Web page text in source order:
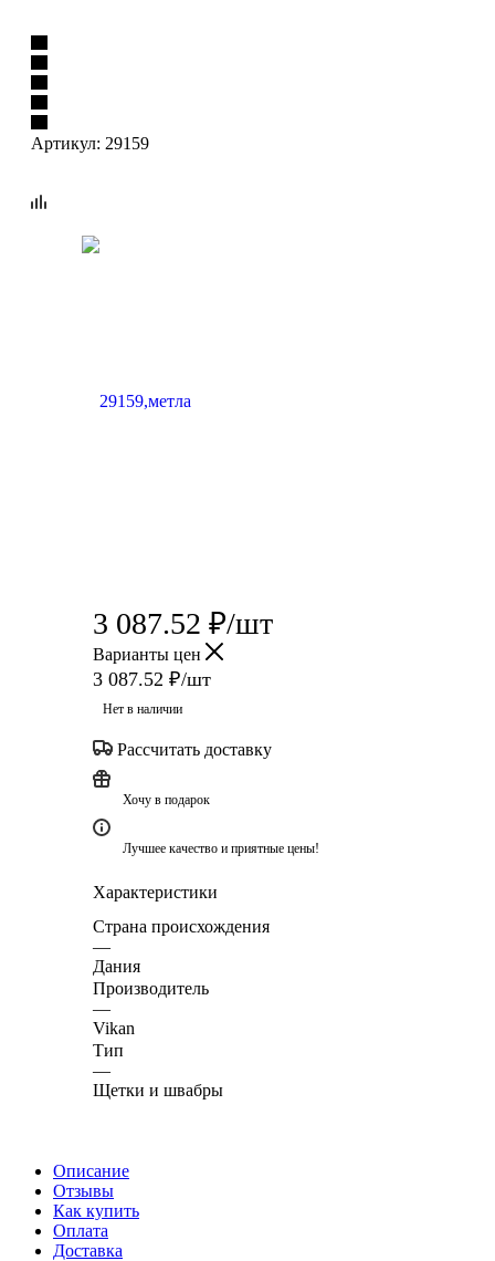
Артикул: 29159
3 087.52 ₽/шт
Варианты цен
3 087.52 ₽/шт
Нет в наличии
Рассчитать доставку
Хочу в подарок
Лучшее качество и приятные цены!
Характеристики
Страна происхождения
—
Дания
Производитель
—
Vikan
Тип
—
Щетки и швабры
Описание
Отзывы
Как купить
Оплата
Доставка